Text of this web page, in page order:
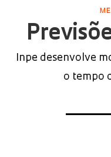
Inpe desenvolve
o tempo